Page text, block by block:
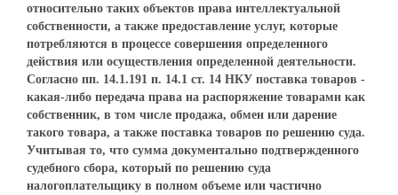
относительно таких объектов права интеллектуальной
собственности, а также предоставление услуг, которые
потребляются в процессе совершения определенного
действия или осуществления определенной деятельности.
Согласно пп. 14.1.191 п. 14.1 ст. 14 НКУ поставка товаров -
какая-либо передача права на распоряжение товарами как
собственник, в том числе продажа, обмен или дарение
такого товара, а также поставка товаров по решению суда.
Учитывая то, что сумма документально подтвержденного
судебного сбора, который по решению суда
налогоплательщику в полном объеме или частично